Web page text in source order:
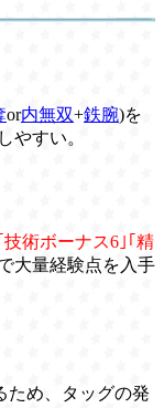
or内無双+鉄腕)を
やすい。
技術ボーナス6｣｢精
大量経験点を入手
ため、タッグの発